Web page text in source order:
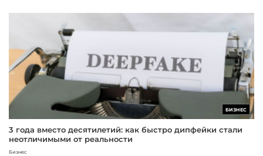
БИЗНЕС
3 года вместо десятилетий: как быстро дипфейки стали
неотличимыми от реальности
Бизнес